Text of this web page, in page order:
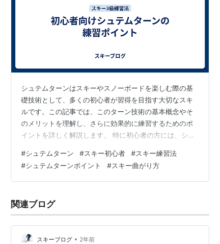
シュテムターンはスキーやスノーボードを楽しむ際の基
礎技術として、多くの初心者が習得を目指す大切なスキ
ルです。この記事では、このターン技術の基本概念やそ
のメリットを理解し、さらに効果的に練習するためのポ
イントを詳しく解説します。 特に初心者の方には、シュ
り高度な技術へのステップアップが可能になります。 適
切な練習環境や必要な道具、安全対策についても触れ、
安心して練習を進めるための情報を提供します。 また、
ーキングといった重要なテクニックについても詳しく解
説し、繰り返し練習することの重要性を強調しま…
#シュテムターン #スキー初心者 #スキー練習法
#シュテムターンポイント #スキー曲がり方
関連ブログ
スキーブログ • 2年前